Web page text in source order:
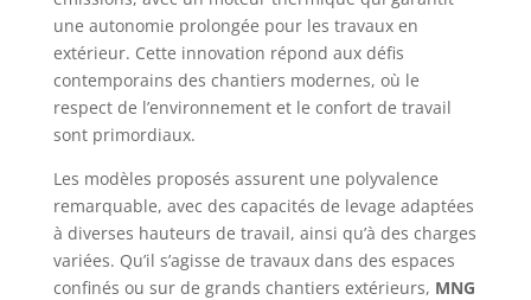
une autonomie prolongée pour les travaux en
extérieur. Cette innovation répond aux défis
contemporains des chantiers modernes, où le
respect de l’environnement et le confort de travail
sont primordiaux.
Les modèles proposés assurent une polyvalence
remarquable, avec des capacités de levage adaptées
à diverses hauteurs de travail, ainsi qu’à des charges
variées. Qu’il s’agisse de travaux dans des espaces
confinés ou sur de grands chantiers extérieurs, MNG